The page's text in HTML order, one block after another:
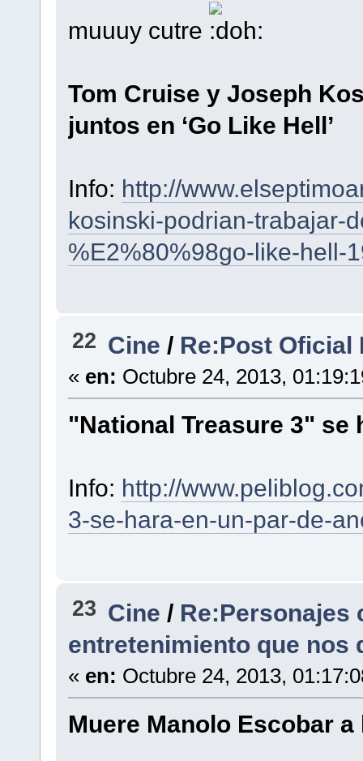
muuuy cutre
.
Tom Cruise y Joseph
juntos en ‘Go Like Hell’
Info: http://
kosinski-podrian-trabajar-
%E2%80%98go-like-hell-
22 Cine/ Re:Post Oficial
« en: Octubre 24, 2013,
"National Treasure 3" se
Info: http://
3-se-hara-en-un-par-de-
23 Cine/ Re:Personajes
entretenimiento que nos
« en: Octubre 24, 2013,
Muere Manolo Escobar